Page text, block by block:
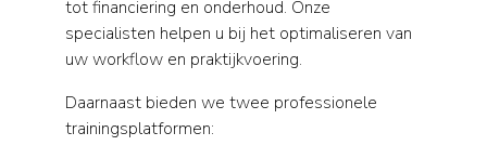
tot financiering en onderhoud. Onze
specialisten helpen u bij het optimaliseren van
uw workflow en praktijkvoering.
Daarnaast bieden we twee professionele
trainingsplatformen: